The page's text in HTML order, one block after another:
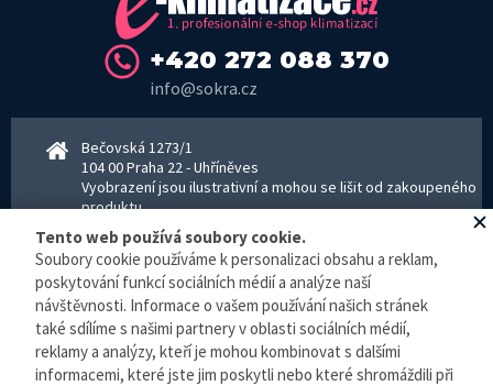
+420 272 088 370
info@sokra.cz
Bečovská 1273/1
104 00 Praha 22 - Uhříněves
Vyobrazení jsou ilustrativní a mohou se lišit od zakoupeného
produktu.
www.sokra.cz│www.haier-klimatizace.cz
Otevírací doba
Pondělí–Pátek 8–16:30 hodin - kancelář
Pondělí–pátek 8–16:00 hodin - sklad
Zpracování osobních údajů
Tento web používá soubory cookie.
Soubory cookie používáme k personalizaci obsahu a reklam,
poskytování funkcí sociálních médií a analýze naší
návštěvnosti. Informace o vašem používání našich stránek
také sdílíme s našimi partnery v oblasti sociálních médií,
reklamy a analýzy, kteří je mohou kombinovat s dalšími
informacemi, které jste jim poskytli nebo které shromáždili při